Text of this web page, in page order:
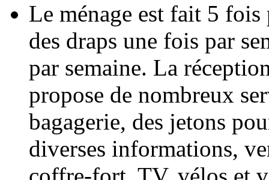
Le ménage est fait 5 fois
des draps une fois par
par semaine. La
propose de nombreux
bagagerie, des jetons
diverses informations,